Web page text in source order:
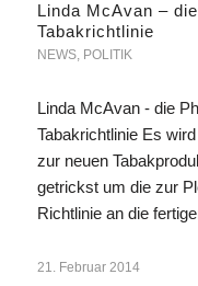
Linda McAvan –
Tabakrichtlinie
NEWS, POLITIK
Linda McAvan - die
Tabakrichtlinie Es
zur neuen
getrickst um die zur
Richtlinie an die
21. Februar 2014